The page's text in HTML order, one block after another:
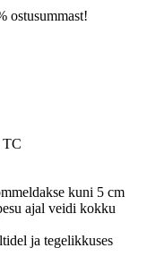
ostusummast!
TC
kuni 5 cm
ajal veidi kokku
ja tegelikkuses